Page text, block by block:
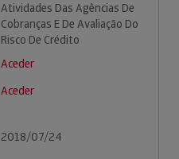
Atividades Das Agências De
Cobranças E De Avaliação Do
Risco De Crédito
Aceder
Aceder
2018/07/24